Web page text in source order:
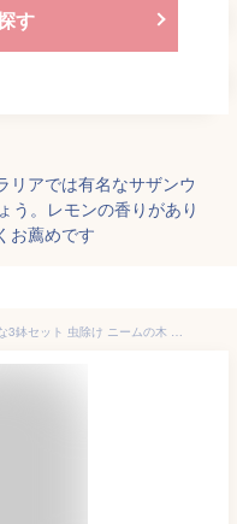
す
リアでは有名なサザンウ
う。レモンの香りがあり
お薦めです
ニーム ミラクルニーム 4号 鉢植え お得な3鉢セット 虫除け ニームの木 ハーブ苗 ミラクルハーブ 蚊除け 蚊よけ植物 防虫 害虫